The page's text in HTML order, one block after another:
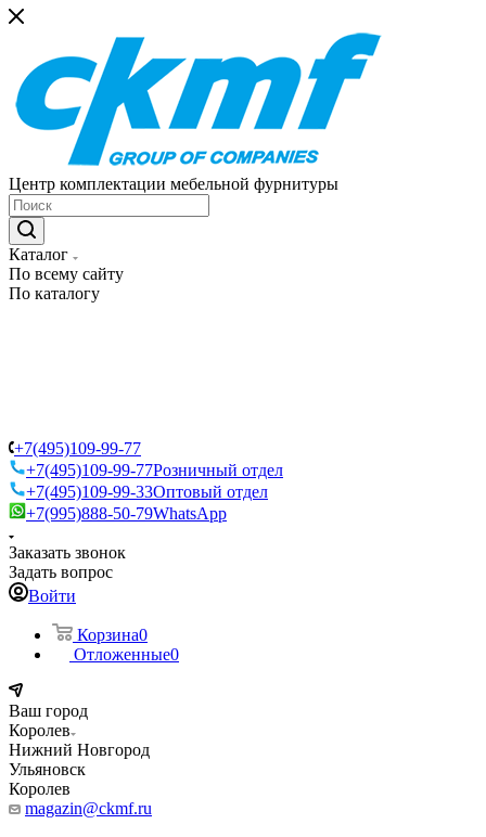
Центр комплектации мебельной фурнитуры
Каталог
По всему сайту
По каталогу
+7(495)109-99-77
+7(495)109-99-77Розничный отдел
+7(495)109-99-33Оптовый отдел
+7(995)888-50-79WhatsApp
Заказать звонок
Задать вопрос
Войти
Корзина0
Отложенные0
Ваш город
Королев
Нижний Новгород
Ульяновск
Королев
magazin@ckmf.ru